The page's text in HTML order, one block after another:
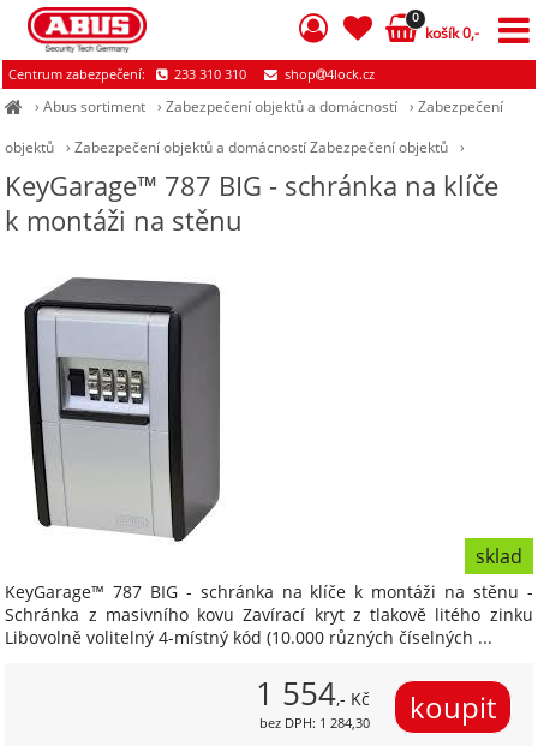
›Abus sortiment ›Zabezpečení objektů a domácností ›Zabezpečení
objektů ›Zabezpečení objektů a domácností Zabezpečení objektů ›
KeyGarage™ 787 BIG - schránka na klíče
k montáži na stěnu
KeyGarage™ 787 BIG - schránka na klíče k montáži na stěnu -
Schránka z masivního kovu Zavírací kryt z tlakově litého zinku
Libovolně volitelný 4-místný kód (10.000 různých číselných ...
sklad
1 554,- Kč
bez DPH: 1 284,30
0
košík 0,-
Centrum zabezpečení: 233 310 310 shop 4lock.cz